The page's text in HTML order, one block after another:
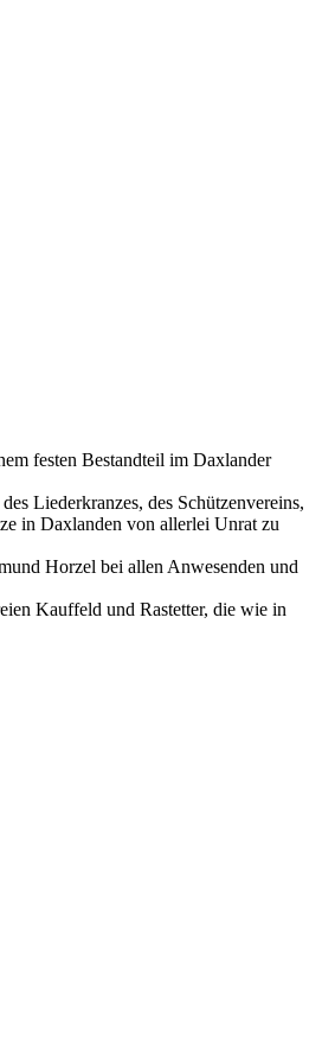
festen Bestandteil im Daxlander
Liederkranzes, des Schützenvereins,
in Daxlanden von allerlei Unrat zu
Horzel bei allen Anwesenden und
Kauffeld und Rastetter, die wie in